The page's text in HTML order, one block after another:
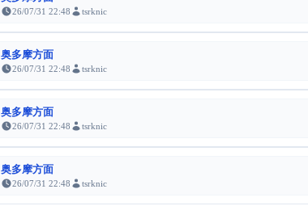
26/07/31 22:48 tsrknic
奥多摩方面
26/07/31 22:48 tsrknic
奥多摩方面
26/07/31 22:48 tsrknic
奥多摩方面
26/07/31 22:48 tsrknic